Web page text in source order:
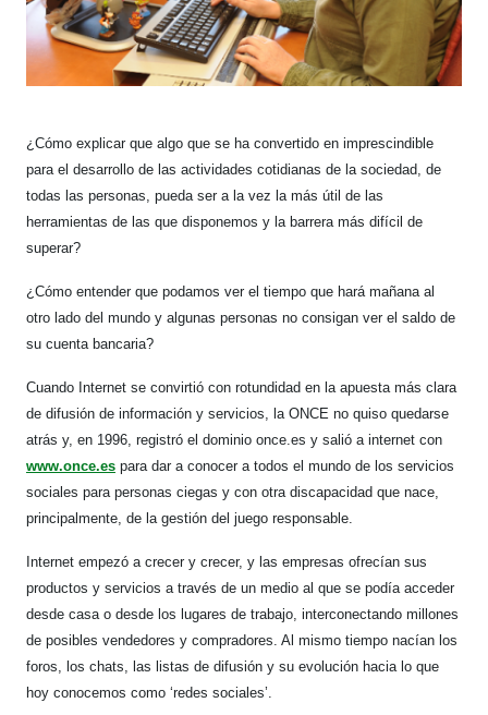
¿Cómo explicar que algo que se ha convertido en imprescindible
para el desarrollo de las actividades cotidianas de la sociedad, de
todas las personas, pueda ser a la vez la más útil de las
herramientas de las que disponemos y la barrera más difícil de
superar?
¿Cómo entender que podamos ver el tiempo que hará mañana al
otro lado del mundo y algunas personas no consigan ver el saldo de
su cuenta bancaria?
Cuando Internet se convirtió con rotundidad en la apuesta más clara
de difusión de información y servicios, la ONCE no quiso quedarse
atrás y, en 1996, registró el dominio once.es y salió a internet con
www.once.es para dar a conocer a todos el mundo de los servicios
sociales para personas ciegas y con otra discapacidad que nace,
principalmente, de la gestión del juego responsable.
Internet empezó a crecer y crecer, y las empresas ofrecían sus
productos y servicios a través de un medio al que se podía acceder
desde casa o desde los lugares de trabajo, interconectando millones
de posibles vendedores y compradores. Al mismo tiempo nacían los
foros, los chats, las listas de difusión y su evolución hacia lo que
hoy conocemos como ‘redes sociales’.